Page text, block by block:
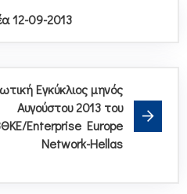
12-09-2013
Εγκύκλιος μηνός
Αυγούστου 2013 του
Enterprise Europe
Network-Hellas